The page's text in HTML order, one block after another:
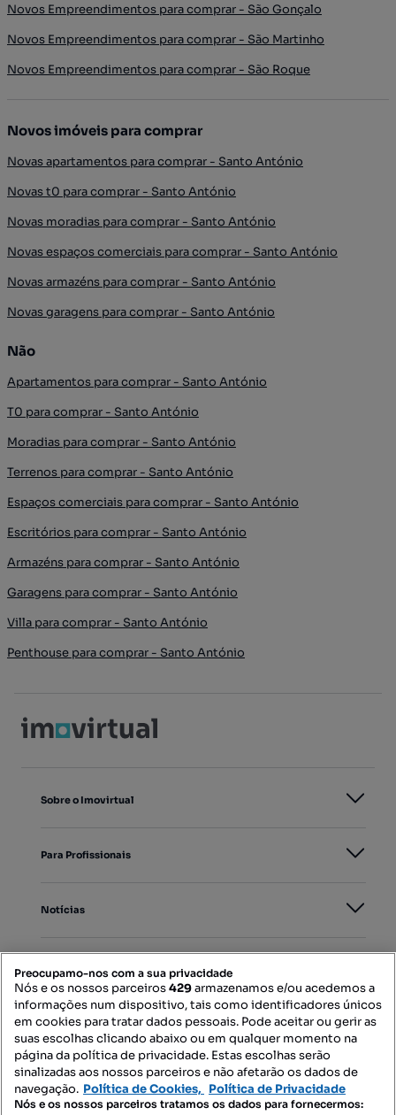
Novos Empreendimentos para comprar - São Gonçalo
Novos Empreendimentos para comprar - São Martinho
Novos Empreendimentos para comprar - São Roque
Novos imóveis para comprar
Novas apartamentos para comprar - Santo António
Novas t0 para comprar - Santo António
Novas moradias para comprar - Santo António
Novas espaços comerciais para comprar - Santo António
Novas armazéns para comprar - Santo António
Novas garagens para comprar - Santo António
Não
Apartamentos para comprar - Santo António
T0 para comprar - Santo António
Moradias para comprar - Santo António
Terrenos para comprar - Santo António
Espaços comerciais para comprar - Santo António
Escritórios para comprar - Santo António
Armazéns para comprar - Santo António
Garagens para comprar - Santo António
Villa para comprar - Santo António
Penthouse para comprar - Santo António
Sobre o Imovirtual
Para Profissionais
Notícias
Mapa do Site
Contacte-nos
Preocupamo-nos com a sua privacidade
Nós e os nossos parceiros429armazenamos e/ou acedemos a
informações num dispositivo, tais como identificadores únicos
em cookies para tratar dados pessoais. Pode aceitar ou gerir as
suas escolhas clicando abaixo ou em qualquer momento na
página da política de privacidade. Estas escolhas serão
sinalizadas aos nossos parceiros e não afetarão os dados de
navegação. Política de Cookies, Política de Privacidade
Nós e os nossos parceiros tratamos os dados para fornecermos: